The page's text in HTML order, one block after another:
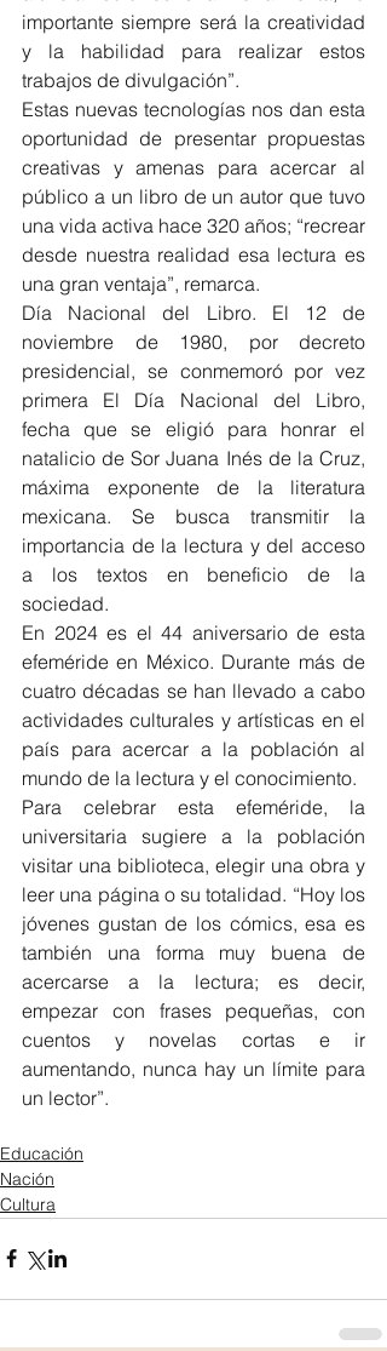
importante siempre será la creatividad
y la habilidad para realizar estos
trabajos de divulgación”.
Estas nuevas tecnologías nos dan esta
oportunidad de presentar propuestas
creativas y amenas para acercar al
público a un libro de un autor que tuvo
una vida activa hace 320 años; “recrear
desde nuestra realidad esa lectura es
una gran ventaja”, remarca.
Día Nacional del Libro. El 12 de
noviembre de 1980, por decreto
presidencial, se conmemoró por vez
primera El Día Nacional del Libro,
fecha que se eligió para honrar el
natalicio de Sor Juana Inés de la Cruz,
máxima exponente de la literatura
mexicana. Se busca transmitir la
importancia de la lectura y del acceso
a los textos en beneficio de la
sociedad.
En 2024 es el 44 aniversario de esta
efeméride en México. Durante más de
cuatro décadas se han llevado a cabo
actividades culturales y artísticas en el
país para acercar a la población al
mundo de la lectura y el conocimiento.
Para celebrar esta efeméride, la
universitaria sugiere a la población
visitar una biblioteca, elegir una obra y
leer una página o su totalidad. “Hoy los
jóvenes gustan de los cómics, esa es
también una forma muy buena de
acercarse a la lectura; es decir,
empezar con frases pequeñas, con
cuentos y novelas cortas e ir
aumentando, nunca hay un límite para
un lector”.
Educación
Nación
Cultura